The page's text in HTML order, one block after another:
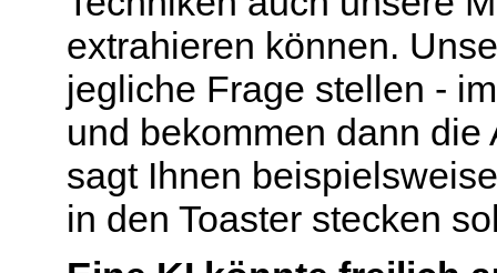
extrahieren können.
jegliche Frage stellen -
und bekommen dann
sagt Ihnen
in den Toaster stecken